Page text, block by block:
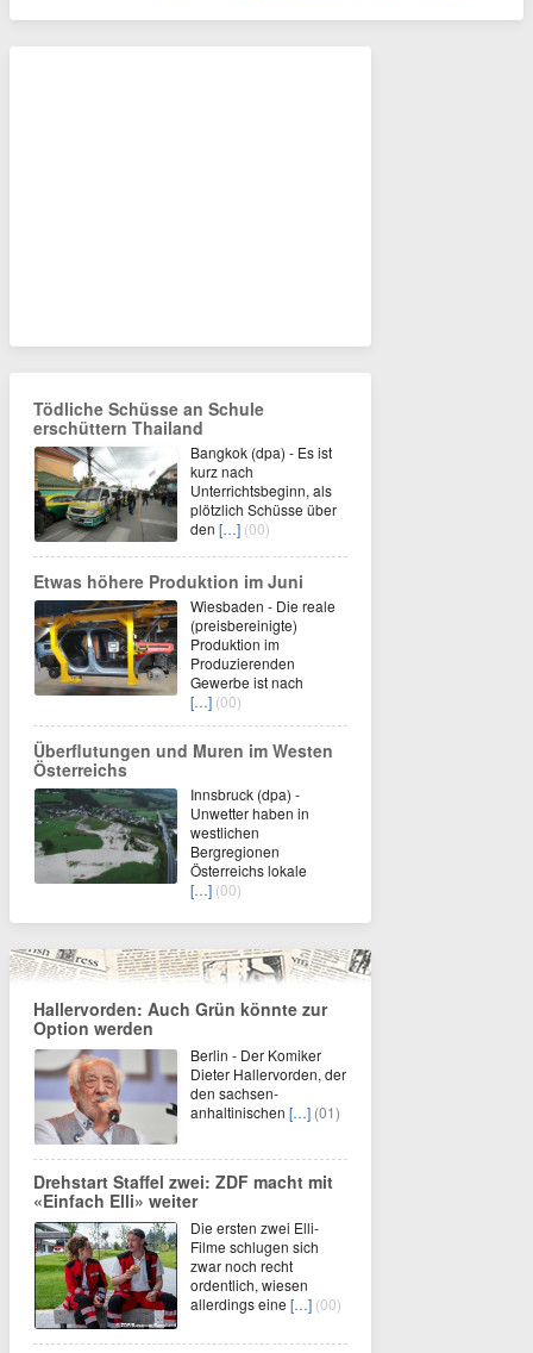
Tödliche Schüsse an Schule
erschüttern Thailand
Bangkok (dpa) - Es ist
kurz nach
Unterrichtsbeginn, als
plötzlich Schüsse über
den […] (00)
Etwas höhere Produktion im Juni
Wiesbaden - Die reale
(preisbereinigte)
Produktion im
Produzierenden
Gewerbe ist nach
[…] (00)
Überflutungen und Muren im Westen
Österreichs
Innsbruck (dpa) -
Unwetter haben in
westlichen
Bergregionen
Österreichs lokale
[…] (00)
Hallervorden: Auch Grün könnte zur
Option werden
Berlin - Der Komiker
Dieter Hallervorden, der
den sachsen-
anhaltinischen […] (01)
Drehstart Staffel zwei: ZDF macht mit
«Einfach Elli» weiter
Die ersten zwei Elli-
Filme schlugen sich
zwar noch recht
ordentlich, wiesen
allerdings eine […] (00)